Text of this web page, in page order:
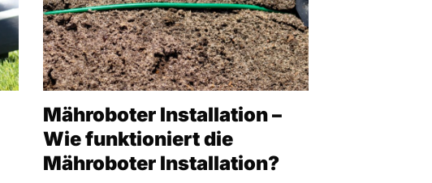
Mähroboter Installation –
Wie funktioniert die
Mähroboter Installation?